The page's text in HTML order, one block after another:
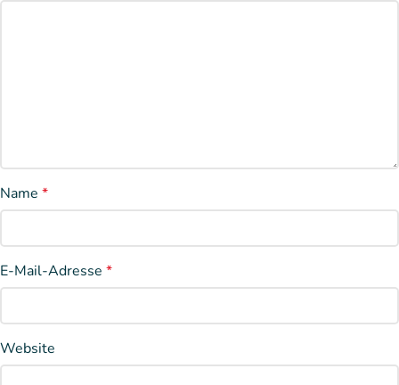
Name *
E-Mail-Adresse *
Website